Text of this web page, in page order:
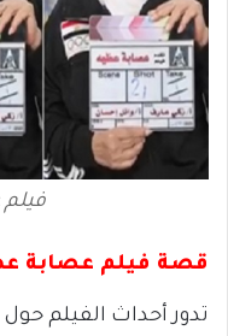
قصة فيلم عصابة
تدور أحداث الفيلم